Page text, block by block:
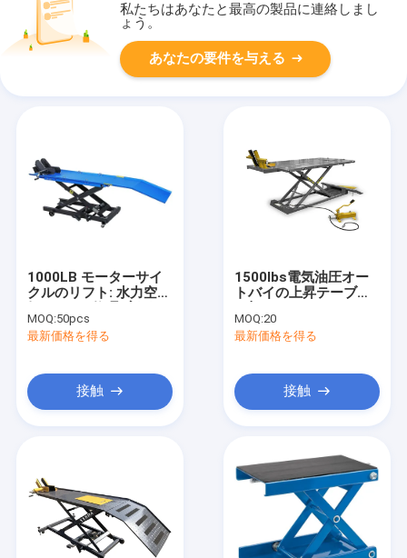
私たちはあなたと最高の製品に連絡しまし
ょう。
あなたの要件を与える
1000LB モーターサイ
クルのリフト: 水力空
ースの容量
MOQ:50pcs
最新価格を得る
接触
1500lbs電気油圧オー
トバイの上昇テーブル
MOQ:20
最新価格を得る
接触